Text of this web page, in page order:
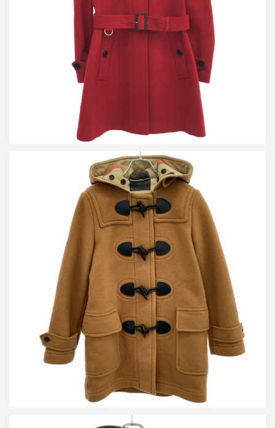
買取金額16,800円
詳しく見る
バーバリー THE MERSEY ノバチェックライニングダッフルコー
ト 8036366
買取金額円
詳しく見る